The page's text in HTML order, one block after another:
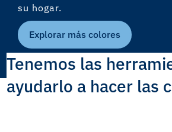
su hogar.
Explorar más colores
Tenemos las
ayudarlo a hacer las